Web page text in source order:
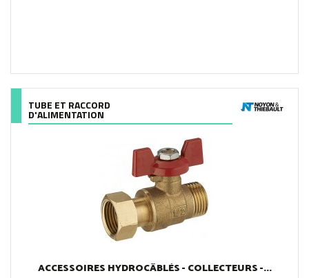
TUBE ET RACCORD
D'ALIMENTATION
ACCESSOIRES HYDROCÂBLÉS - COLLECTEURS -...